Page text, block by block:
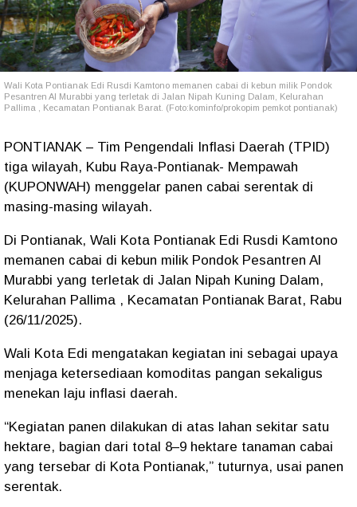
Wali Kota Pontianak Edi Rusdi Kamtono memanen cabai di kebun milik Pondok
Pesantren Al Murabbi yang terletak di Jalan Nipah Kuning Dalam, Kelurahan
Pallima , Kecamatan Pontianak Barat. (Foto:kominfo/prokopim pemkot pontianak)
PONTIANAK – Tim Pengendali Inflasi Daerah (TPID)
tiga wilayah, Kubu Raya-Pontianak- Mempawah
(KUPONWAH) menggelar panen cabai serentak di
masing-masing wilayah.
Di Pontianak, Wali Kota Pontianak Edi Rusdi Kamtono
memanen cabai di kebun milik Pondok Pesantren Al
Murabbi yang terletak di Jalan Nipah Kuning Dalam,
Kelurahan Pallima , Kecamatan Pontianak Barat, Rabu
(26/11/2025).
Wali Kota Edi mengatakan kegiatan ini sebagai upaya
menjaga ketersediaan komoditas pangan sekaligus
menekan laju inflasi daerah.
“Kegiatan panen dilakukan di atas lahan sekitar satu
hektare, bagian dari total 8–9 hektare tanaman cabai
yang tersebar di Kota Pontianak,” tuturnya, usai panen
serentak.